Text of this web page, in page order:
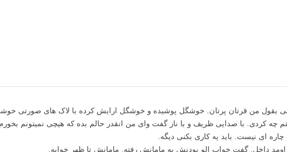
من قرتان پرتان. خوشگل پوشیده و خوشگل ارایش کرده با لاک های صورتی
چه کردی. با صدایی ظریف و با ناز گفت وای من انقدر حالم بده که هیچی نمیتونم
ای نیست. باید یه کاری بکنی دیگه.
داخل. گفت خواب الو بودنش به مامانش رفته. مامانش تا ظهر خوابه.